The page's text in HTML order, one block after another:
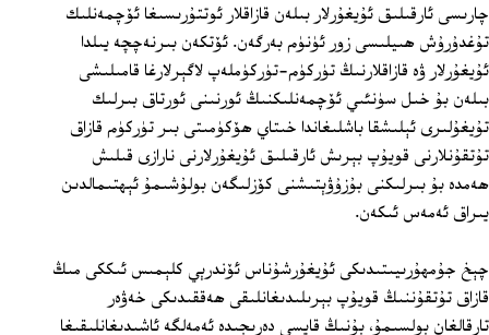
چارىسى ئارقىلىق ئۇيغۇرلار بىلەن قازاقلار ئوتتۇرىسىغا ئۆچمەنلىك
تۇغدۇرۇش ھىيلىسى زور ئۈنۈم بەرگەن. ئۆتكەن بىرنەچچە يىلدا
ئۇيغۇرلار ۋە قازاقلارنىڭ تۈركۈم-تۈركۈملەپ لاگېرلارغا قامىلىشى
بىلەن بۇ خىل سۈنئىي ئۆچمەنلىكنىڭ ئورنىنى ئورتاق بىرلىك
تۇيغۇلىرى ئېلىشقا باشلىغاندا خىتاي ھۆكۈمىتى بىر تۈركۈم قازاق
تۇتقۇنلارنى قويۇپ بېرىش ئارقىلىق ئۇيغۇرلارنى نارازى قىلىش
ھەمدە بۇ بىرلىكنى بۇزۇۋېتىشنى كۆزلىگەن بولۇشىمۇ ئېھتىمالدىن
يىراق ئەمەس ئىكەن.
چېخ جۇمھۇرىيىتىدىكى ئۇيغۇرشۇناس ئۆندرېي كلېمىس ئىككى مىڭ
قازاق تۇتقۇننىڭ قويۇپ بېرىلىدىغانلىقى ھەققىدىكى خەۋەر
تارقالغان بولسىمۇ، بۇنىڭ قايسى دەرىجىدە ئەمەلگە ئاشىدىغانلىقىغا